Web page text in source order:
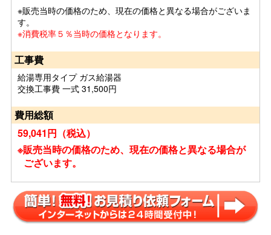
※販売当時の価格のため、現在の価格と異なる場合がございま
す。
※消費税率５％当時の価格となります。
工事費
給湯専用タイプ ガス給湯器
交換工事費 一式 31,500円
費用総額
59,041円（税込）
※販売当時の価格のため、現在の価格と異なる場合が
ございます。